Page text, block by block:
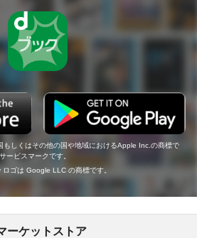
しくはその他の国や地域におけるApple Inc.の商標で
ービスマークです。
ゴは Google LLC の商標です。
ーケットストア